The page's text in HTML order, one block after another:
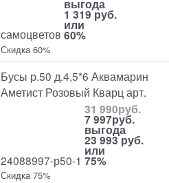
самоцветов
выгода
1 319 руб.
или
60%
Скидка 60%
Бусы р.50 д.4,5*6 Аквамарин
Аметист Розовый Кварц арт.
24088997-р50-1
31 990руб.
7 997руб.
выгода
23 993 руб.
или
75%
Скидка 75%